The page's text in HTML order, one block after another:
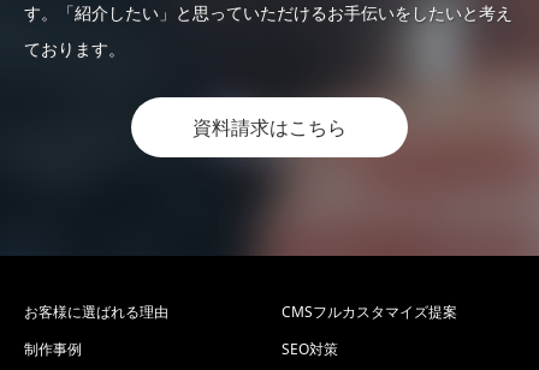
す。「紹介したい」と思っていただけるお手伝いをしたいと考え
ております。
資料請求はこちら
お客様に選ばれる理由
制作事例
CMSフルカスタマイズ提案
SEO対策